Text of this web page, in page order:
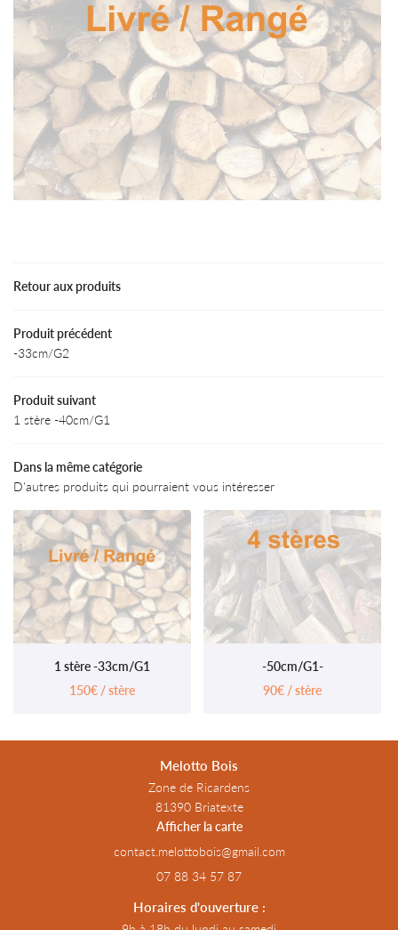
Accueil
Actualités
Contact
Une
Retour aux produits
Produit précédent
-33cm/G2
Produit suivant
1 stère -40cm/G1
Dans la même catégorie
D'autres produits qui pourraient vous intéresser
1 stère -33cm/G1
150€ / stère
-50cm/G1-
90€ / stère
Melotto Bois
Zone de Ricardens
81390 Briatexte
Afficher la carte
07 88 34 57 87
Horaires d'ouverture :